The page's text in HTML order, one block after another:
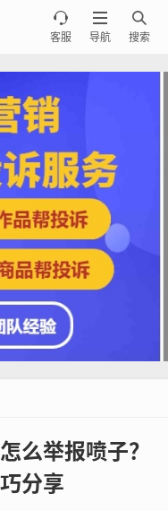

搜索

导航

客服
么举报喷子？
分享